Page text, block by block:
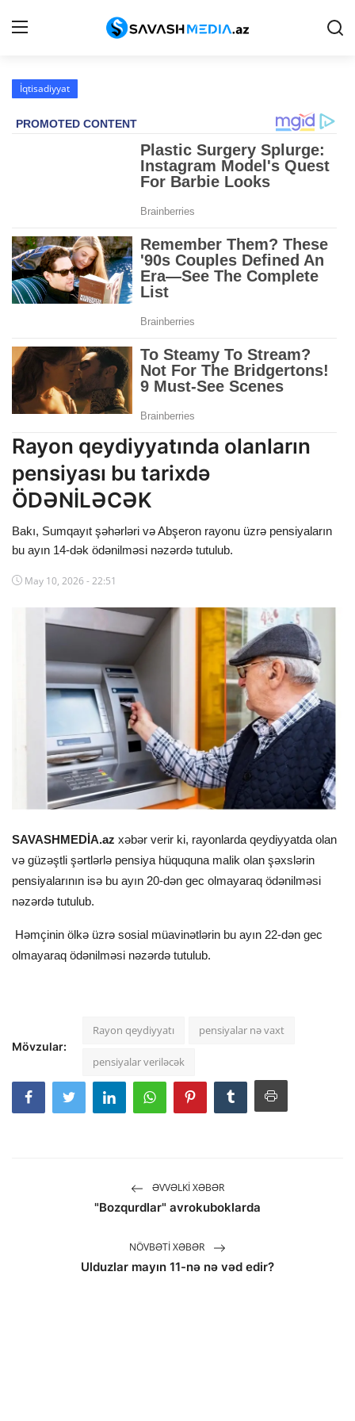
Haqqımızda
Gündəm
Siyasət
Hadisə
Dünya
Cəmiyyət
İdman
Kriminal
Maraqlı
Sağlıq
İqtisadiyyat
Rayon qeydiyyatında olanların
pensiyası bu tarixdə
ÖDƏNİLƏCƏK
Bakı, Sumqayıt şəhərləri və Abşeron rayonu üzrə pensiyaların
bu ayın 14-dək ödənilməsi nəzərdə tutulub.
May 10, 2026 - 22:51
SAVASHMEDİA.az xəbər verir ki, rayonlarda qeydiyyatda olan
və güzəştli şərtlərlə pensiya hüququna malik olan şəxslərin
pensiyalarının isə bu ayın 20-dən gec olmayaraq ödənilməsi
nəzərdə tutulub.
Həmçinin ölkə üzrə sosial müavinətlərin bu ayın 22-dən gec
olmayaraq ödənilməsi nəzərdə tutulub.
Mövzular:
Rayon qeydiyyatı pensiyalar nə vaxt
pensiyalar veriləcək
ƏVVƏLKI XƏBƏR
"Bozqurdlar" avrokuboklarda
NÖVBƏTI XƏBƏR
Ulduzlar mayın 11-nə nə vəd edir?